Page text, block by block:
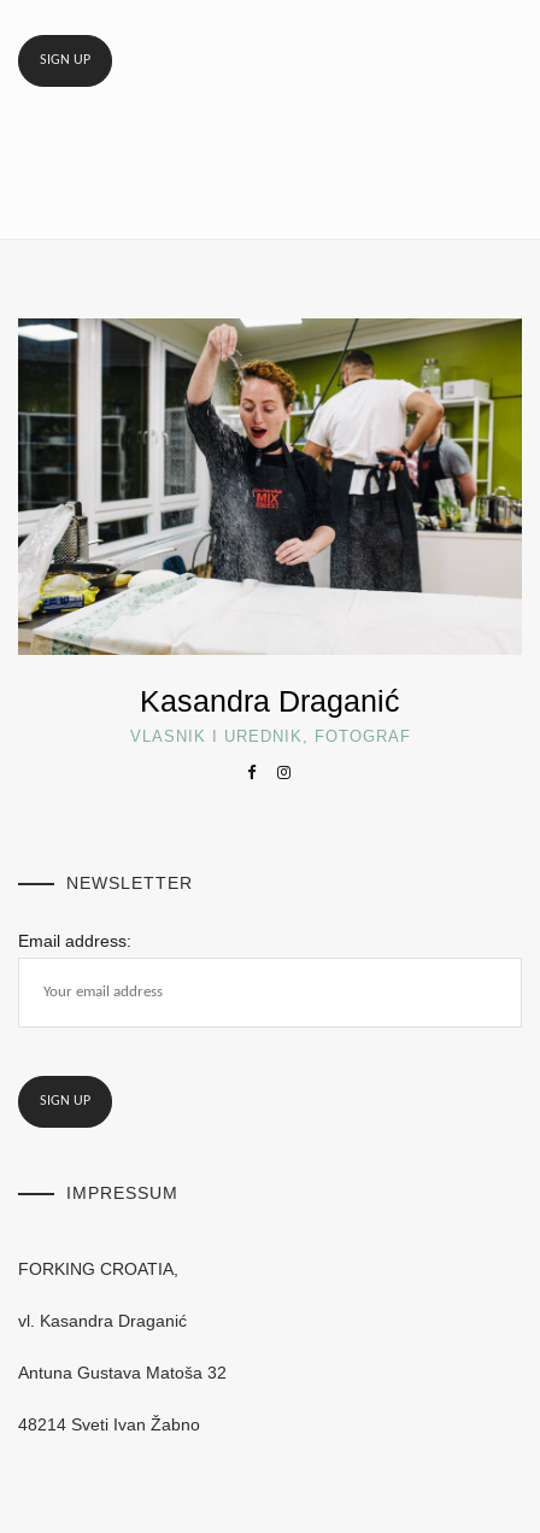
Kasandra Draganić
VLASNIK I UREDNIK, FOTOGRAF
NEWSLETTER
Email address:
IMPRESSUM
FORKING CROATIA,
vl. Kasandra Draganić
Antuna Gustava Matoša 32
48214 Sveti Ivan Žabno